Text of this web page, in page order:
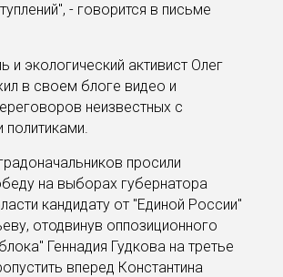
- говорится в письме
и экологический активист Олег
в своем блоге видео и
неизвестных с
просили
на выборах губернатора
кандидату от "Единой России"
отодвинув оппозиционного
Геннадия Гудкова на третье
вперед Константина